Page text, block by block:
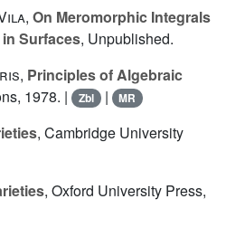
, On Meromorphic Integrals
Surfaces, Unpublished.
, Principles of Algebraic
1978. | Zbl | MR
, Cambridge University
, Oxford University Press,